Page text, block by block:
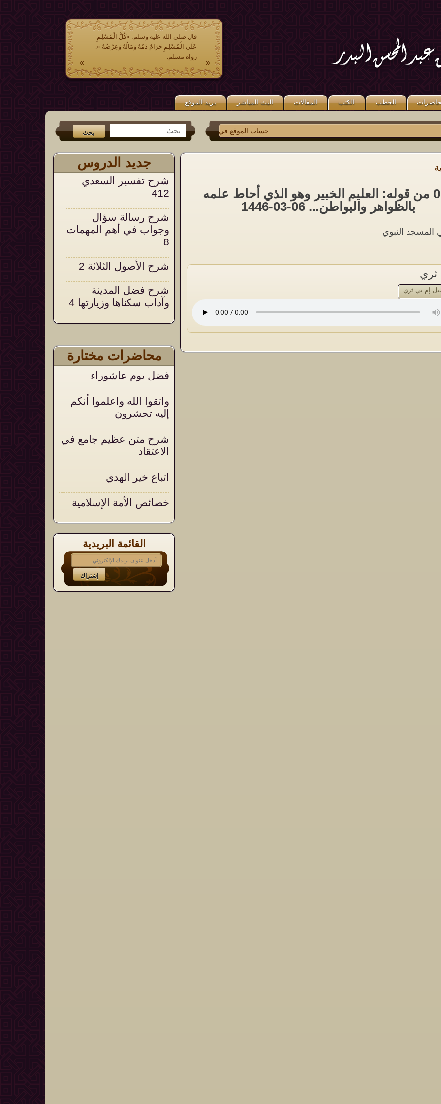
قال صلى الله عليه وسلم: «كُلُّ الْمُسْلِمِ
عَلَى الْمُسْلِمِ حَرَامٌ دَمُهُ وَمَالُهُ وَعِرْضُهُ ».
رواه مسلم.
قال صلى الله عليه وسلم: «مَنْ كَذَبَ
عَلَىَّ مُتَعَمِّدًا فَلْيَتَبَوَّأْ مَقْعَدَهُ مِنَ النَّارِ».
متفق عليه.
«
»
الخطب الكتب المقالات البث المباشر بريد الموقع
من جديد الكتب (عشر وصايا وتوجيهات في الشدائد حساب الموقع فيتويتروالفيس بوك
جديد الدروس
شرح تفسير السعدي
412
شرح رسالة سؤال
وجواب في أهم المهمات
8
شرح الأصول الثلاثة 2
شرح فضل المدينة
وآداب سكناها وزيارتها 4
شرح التحقيق والإيضاح
التعليق على التنبيهات
السنية على العقيدة
محاضرات مختارة
فضل يوم عاشوراء
واتقوا الله واعلموا أنكم
إليه تحشرون
شرح متن عظيم جامع في
الاعتقاد
اتباع خير الهدي
خصائص الأمة الإسلامية
القائمة البريدية
018 من قوله: العليم الخبير وهو الذي أحاط علمه
بالظواهر والبواطن... 06-03-1446
النبوي
ثري
إم بي ثري